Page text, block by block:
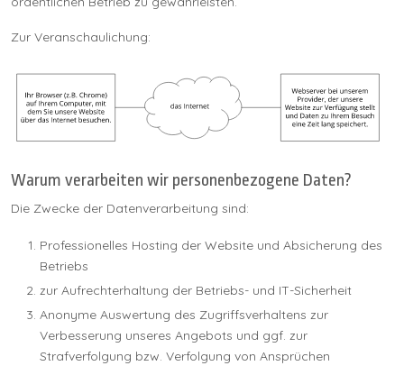
Zur Veranschaulichung:
Warum verarbeiten wir personenbezogene Daten?
Die Zwecke der Datenverarbeitung sind:
Professionelles Hosting der Website und Absicherung des
Betriebs
zur Aufrechterhaltung der Betriebs- und IT-Sicherheit
Anonyme Auswertung des Zugriffsverhaltens zur
Verbesserung unseres Angebots und ggf. zur
Strafverfolgung bzw. Verfolgung von Ansprüchen